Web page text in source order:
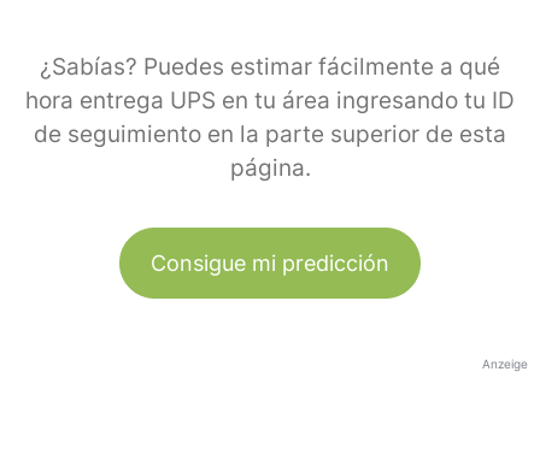
¿Sabías? Puedes estimar fácilmente a qué
hora entrega UPS en tu área ingresando tu ID
de seguimiento en la parte superior de esta
página.
Consigue mi predicción
Anzeige